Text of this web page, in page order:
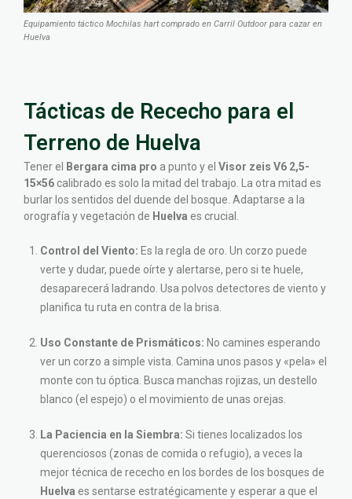
Equipamiento táctico Mochilas hart comprado en Carril Outdoor para cazar en
Huelva
Tácticas de Rececho para el
Terreno de Huelva
Tener el Bergara cima pro a punto y el Visor zeis V6 2,5-
15×56 calibrado es solo la mitad del trabajo. La otra mitad es
burlar los sentidos del duende del bosque. Adaptarse a la
orografía y vegetación de Huelva es crucial.
Control del Viento: Es la regla de oro. Un corzo puede
verte y dudar, puede oírte y alertarse, pero si te huele,
desaparecerá ladrando. Usa polvos detectores de viento y
planifica tu ruta en contra de la brisa.
Uso Constante de Prismáticos: No camines esperando
ver un corzo a simple vista. Camina unos pasos y «pela» el
monte con tu óptica. Busca manchas rojizas, un destello
blanco (el espejo) o el movimiento de unas orejas.
La Paciencia en la Siembra: Si tienes localizados los
querenciosos (zonas de comida o refugio), a veces la
mejor técnica de rececho en los bordes de los bosques de
Huelva es sentarse estratégicamente y esperar a que el